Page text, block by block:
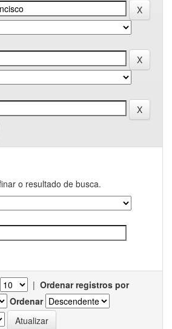
o resultado de busca.
| Ordenar registros por
Ordenar